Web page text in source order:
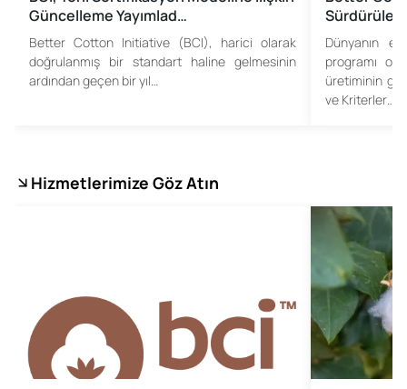
Güncelleme Yayımlad…
Better Cotton Initiative (BCI), harici olarak
doğrulanmış bir standart haline gelmesinin
ardından geçen bir yıl…
Dünyanın
programı
üretiminin
ve Kriterler…
Hizmetlerimize Göz Atın